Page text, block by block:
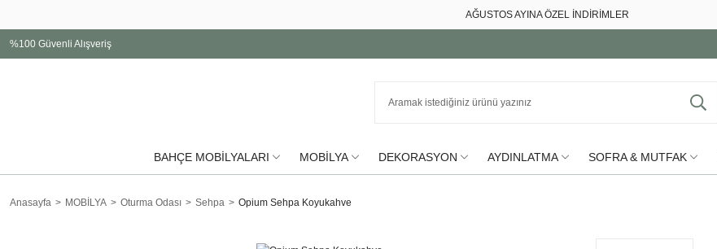
AĞUSTOS AYINA ÖZEL İNDİRİMLER
%100 Güvenli Alışveriş
BAHÇE MOBİLYALARI MOBİLYA DEKORASYON AYDINLATMA SOFRA & MUTFAK
Anasayfa MOBİLYA Oturma Odası Sehpa Opium Sehpa Koyukahve